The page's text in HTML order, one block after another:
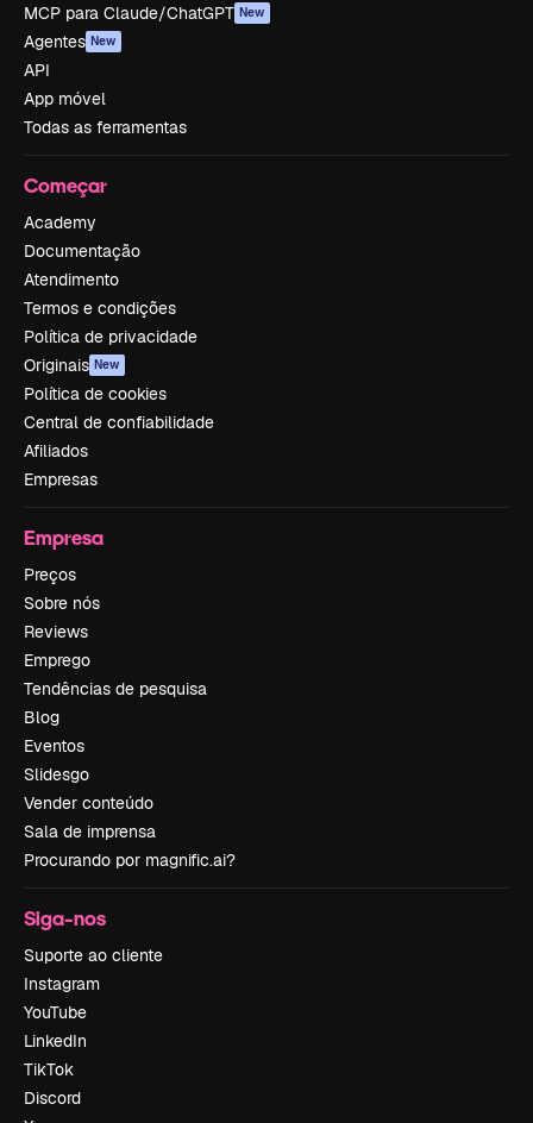
MCP para Claude/ChatGPT New
Agentes New
API
App móvel
Todas as ferramentas
Começar
Academy
Documentação
Atendimento
Termos e condições
Política de privacidade
Originais New
Política de cookies
Central de confiabilidade
Afiliados
Empresas
Empresa
Preços
Sobre nós
Reviews
Emprego
Tendências de pesquisa
Blog
Eventos
Slidesgo
Vender conteúdo
Sala de imprensa
Procurando por magnific.ai?
Siga-nos
Suporte ao cliente
Instagram
YouTube
LinkedIn
TikTok
Discord